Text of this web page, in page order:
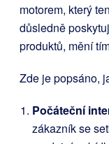
motorem, který
důsledně
produktů, mění
Zde je popsáno,
Počáteční
zákazník se